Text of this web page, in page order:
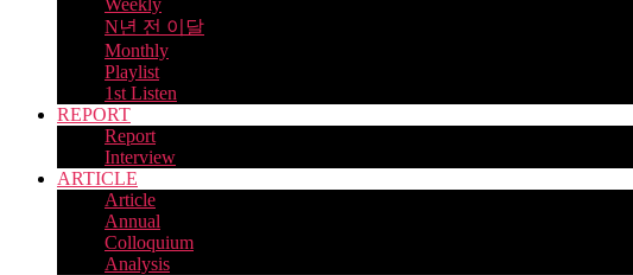
Weekly
N년 전 이달
Monthly
Playlist
1st Listen
REPORT
Report
Interview
ARTICLE
Article
Annual
Colloquium
Analysis